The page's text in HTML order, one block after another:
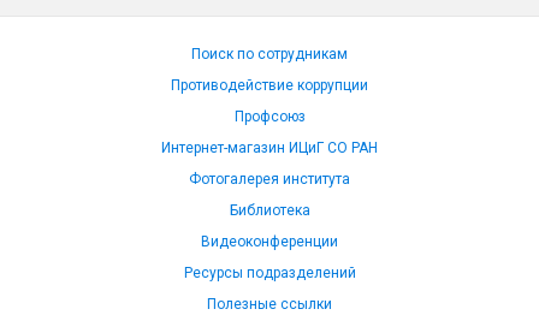
Поиск по сотрудникам
Противодействие коррупции
Профсоюз
Интернет-магазин ИЦиГ СО РАН
Фотогалерея института
Библиотека
Видеоконференции
Ресурсы подразделений
Полезные ссылки